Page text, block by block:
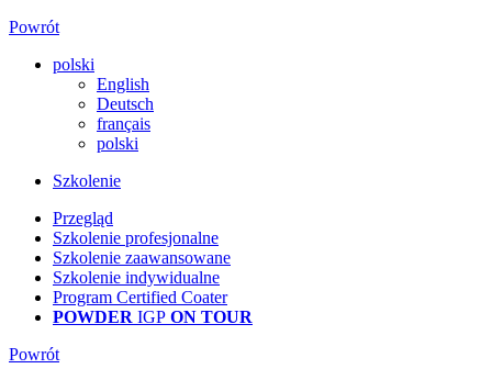
Powrót
polski
English
Deutsch
français
polski
Szkolenie
Przegląd
Szkolenie profesjonalne
Szkolenie zaawansowane
Szkolenie indywidualne
Program Certified Coater
POWDER IGP ON TOUR
Powrót